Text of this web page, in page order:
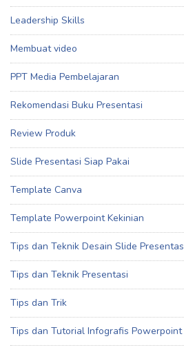
Leadership Skills
Membuat video
PPT Media Pembelajaran
Rekomendasi Buku Presentasi
Review Produk
Slide Presentasi Siap Pakai
Template Canva
Template Powerpoint Kekinian
Tips dan Teknik Desain Slide
Tips dan Teknik Presentasi
Tips dan Trik
Tips dan Tutorial Infografis Powerpoint